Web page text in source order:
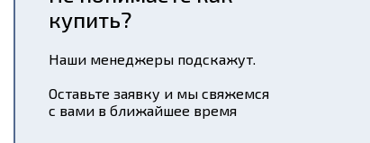
купить?
Наши менеджеры подскажут.
Оставьте заявку и мы свяжемся
с вами в ближайшее время